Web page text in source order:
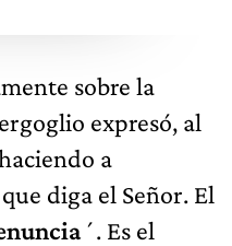
sobre la
expresó, al
a
diga el Señor. El
´. Es el